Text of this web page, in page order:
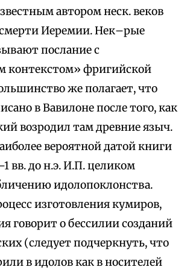
автором неск. веков
смерти Иеремии. Нек–рые
послание с
фригийской
же полагает, что
в Вавилоне после того, как
возродил там древние языч.
вероятной датой книги
вв. до н.э. И.П. целиком
идолопоклонства.
изготовления кумиров,
говорит о бессилии созданий
(следует подчеркнуть, что
в идолов как в носителей